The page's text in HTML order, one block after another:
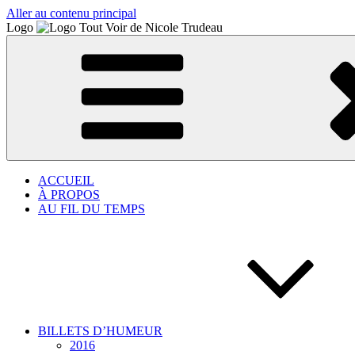
Aller au contenu principal
Logo
ACCUEIL
À PROPOS
AU FIL DU TEMPS
BILLETS D’HUMEUR
2016